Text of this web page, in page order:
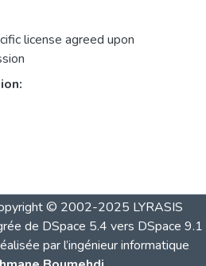
license agreed upon
© 2002-2025 LYRASIS
de DSpace 5.4 vers DSpace 9.1
par l’ingénieur informatique